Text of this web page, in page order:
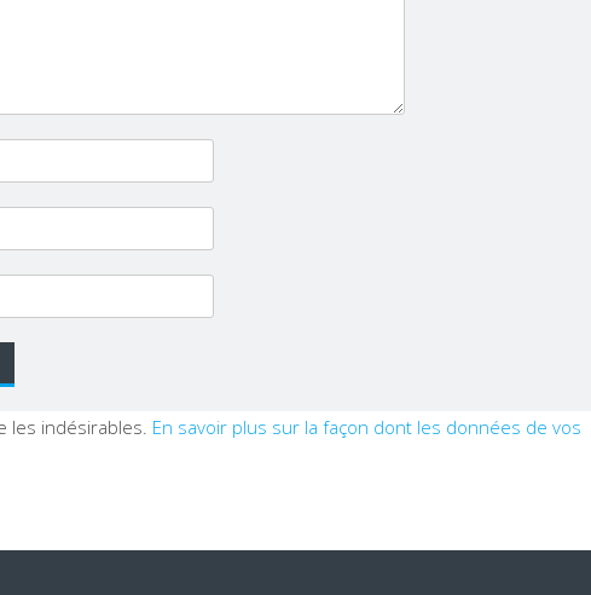
les indésirables. En savoir plus sur la façon dont les données de vos